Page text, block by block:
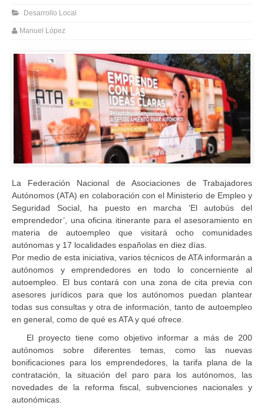
Desarrollo Local
Manuel López
La Federación Nacional de Asociaciones de Trabajadores
Autónomos (ATA) en colaboración con el Ministerio de Empleo y
Seguridad Social, ha puesto en marcha ‘El autobús del
emprendedor’, una oficina itinerante para el asesoramiento en
materia de autoempleo que visitará ocho comunidades
autónomas y 17 localidades españolas en diez días.
Por medio de esta iniciativa, varios técnicos de ATA informarán a
autónomos y emprendedores en todo lo concerniente al
autoempleo. El bus contará con una zona de cita previa con
asesores jurídicos para que los autónomos puedan plantear
todas sus consultas y otra de información, tanto de autoempleo
en general, como de qué es ATA y qué ofrece.
El proyecto tiene como objetivo informar a más de 200
autónomos sobre diferentes temas, como las nuevas
bonificaciones para los emprendedores, la tarifa plana de la
contratación, la situación del paro para los autónomos, las
novedades de la reforma fiscal, subvenciones nacionales y
autonómicas.